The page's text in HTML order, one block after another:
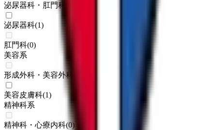
泌尿器科・肛門科系
泌尿器科(1)
肛門科(0)
美容系
形成外科・美容外科
美容皮膚科(1)
精神科系
精神科・心療内科(0)